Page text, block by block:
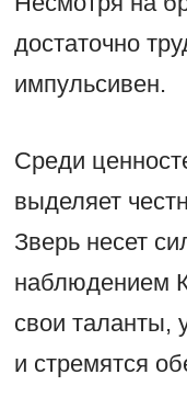
достаточно
импульсивен.
Среди
выделяет
Зверь несет
наблюдением
свои таланты,
и стремятся